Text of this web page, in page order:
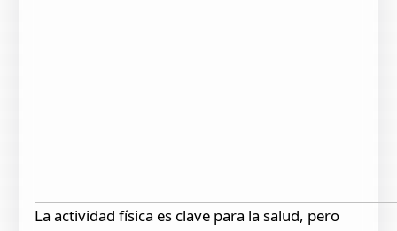
La actividad física es clave para la salud, pero